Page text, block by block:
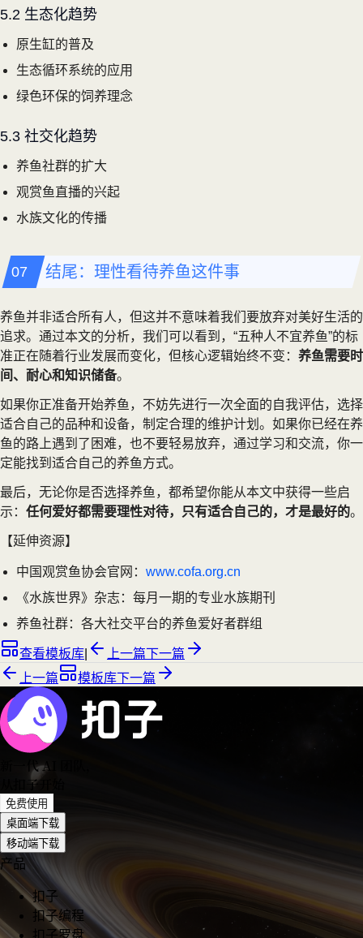
5.2 生态化趋势
原生缸的普及
生态循环系统的应用
绿色环保的饲养理念
5.3 社交化趋势
养鱼社群的扩大
观赏鱼直播的兴起
水族文化的传播
结尾：理性看待养鱼这件事
养鱼并非适合所有人，但这并不意味着我们要放弃对美好生活的
追求。通过本文的分析，我们可以看到，“五种人不宜养鱼”的标
准正在随着行业发展而变化，但核心逻辑始终不变： 养鱼需要时
间、耐心和知识储备。
如果你正准备开始养鱼，不妨先进行一次全面的自我评估，选择
适合自己的品种和设备，制定合理的维护计划。如果你已经在养
鱼的路上遇到了困难，也不要轻易放弃，通过学习和交流，你一
定能找到适合自己的养鱼方式。
最后，无论你是否选择养鱼，都希望你能从本文中获得一些启
示： 任何爱好都需要理性对待，只有适合自己的，才是最好的。
【延伸资源】
中国观赏鱼协会官网： www.cofa.org.cn
《水族世界》杂志：每月一期的专业水族期刊
养鱼社群：各大社交平台的养鱼爱好者群组
查看模板库 上一篇下一篇
上一篇
模板库下一篇
新一代 AI 团队
从扣子开始
免费使用
桌面端下载
移动端下载
产品
扣子
扣子编程
扣子罗盘